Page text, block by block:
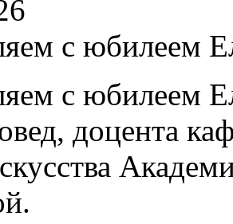
с юбилеем
с юбилеем
доцента